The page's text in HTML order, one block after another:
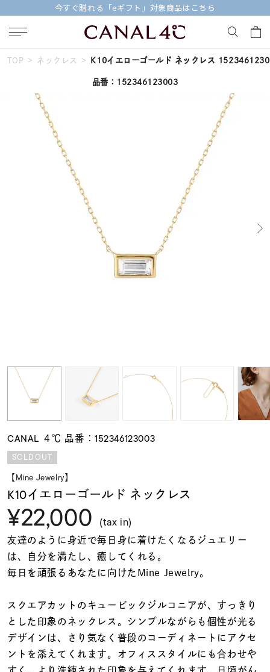
今すぐ贈れる「eギフト」対象商品はこちら
キーワードで検索する
人気検索キーワード
#エタニティ
#ダイヤモンド ネックレス
誕生石
石の色
ファッションテイス
ト
着用シーン
コレクション
レディース
リングサイズ
TOP ネックレス K10イエローゴールド ネックレス
品番：152346123003
CANAL ４℃ 品番：152346123003
SOLDOUT
【Mine Jewelry】
K10イエローゴールド ネックレス
¥22,000 (tax in)
友達のように身近で毎日身に着けたくなるジュエリー
は、自分を満たし、癒してくれる。
毎日を頑張るあなたに向けたMine Jewelry。
スクエアカットのキュービックジルコニアが、すっきり
とした印象のネックレス。シンプルながらも個性が光る
デザインは、さり気なく普段のコーディネートにアクセ
ントを添えてくれます。オフィススタイルにも合わせや
すく、より洗練された印象を与えてくれます。日頃がん